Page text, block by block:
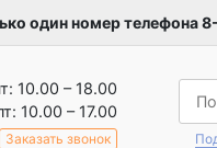
один номер телефона
10.00 – 18.00
10.00 – 17.00
Заказать звонок